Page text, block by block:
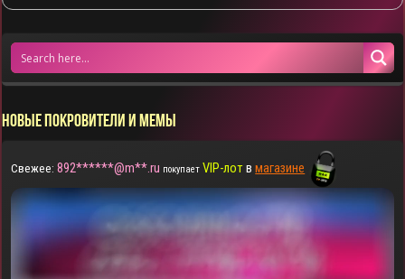
НОВЫЕ ПОКРОВИТЕЛИ И МЕМЫ
Свежее: 892******@m**.ru покупает VIP-лотвмагазине